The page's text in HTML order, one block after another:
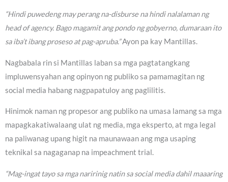
“Hindi puwedeng may perang na-disburse na hindi nalalaman ng
head of agency. Bago magamit ang pondo ng gobyerno, dumaraan ito
sa iba’t ibang proseso at pag-apruba.”Ayon pa kay Mantillas.
Nagbabala rin si Mantillas laban sa mga pagtatangkang
impluwensyahan ang opinyon ng publiko sa pamamagitan ng
social media habang nagpapatuloy ang paglilitis.
Hinimok naman ng propesor ang publiko na umasa lamang sa mga
mapagkakatiwalaang ulat ng media, mga eksperto, at mga legal
na paliwanag upang higit na maunawaan ang mga usaping
teknikal sa nagaganap na impeachment trial.
“Mag-ingat tayo sa mga naririnig natin sa social media dahil maaaring